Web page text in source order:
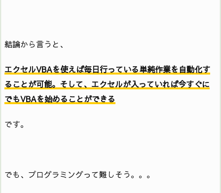
結論から言うと、
エクセルVBAを使えば毎日行っている単純作業を自動化す
ることが可能。そして、エクセルが入っていれば今すぐに
でもVBAを始めることができる
です。
でも、プログラミングって難しそう。。。